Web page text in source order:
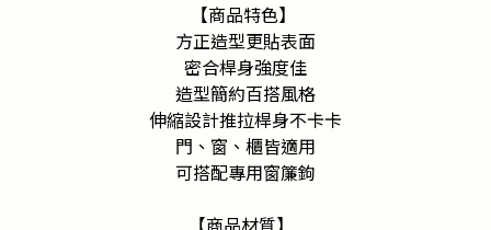
【商品特色】
方正造型更貼表面
密合桿身強度佳
造型簡約百搭風格
伸縮設計推拉桿身不卡卡
門、窗、櫃皆適用
可搭配專用窗簾鉤